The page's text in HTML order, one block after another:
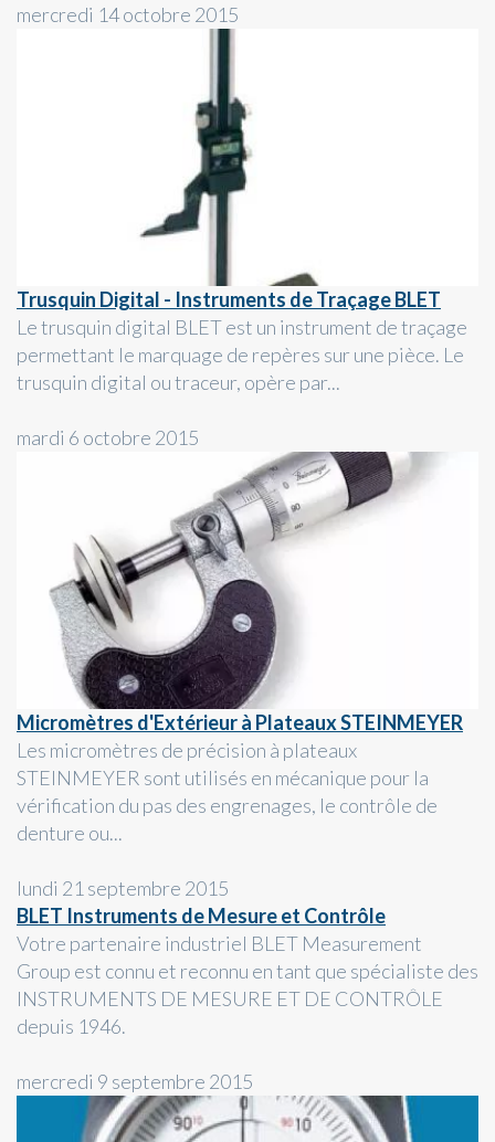
mercredi 14 octobre 2015
Trusquin Digital - Instruments de Traçage BLET
Le trusquin digital BLET est un instrument de traçage
permettant le marquage de repères sur une pièce. Le
trusquin digital ou traceur, opère par...
mardi 6 octobre 2015
Micromètres d'Extérieur à Plateaux STEINMEYER
Les micromètres de précision à plateaux
STEINMEYER sont utilisés en mécanique pour la
vérification du pas des engrenages, le contrôle de
denture ou...
lundi 21 septembre 2015
BLET Instruments de Mesure et Contrôle
Votre partenaire industriel BLET Measurement
Group est connu et reconnu en tant que spécialiste des
INSTRUMENTS DE MESURE ET DE CONTRÔLE
depuis 1946.
mercredi 9 septembre 2015